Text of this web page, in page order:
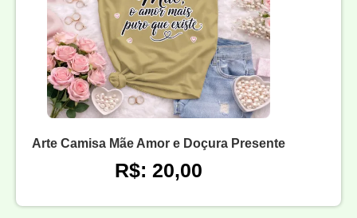
Arte Camisa Mãe Amor e Doçura Presente
R$: 20,00